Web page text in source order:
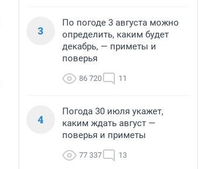
3
По погоде 3 августа можно
определить, каким будет
декабрь, — приметы и
поверья
86 720 11
4
Погода 30 июля укажет,
каким ждать август —
поверья и приметы
77 337 13